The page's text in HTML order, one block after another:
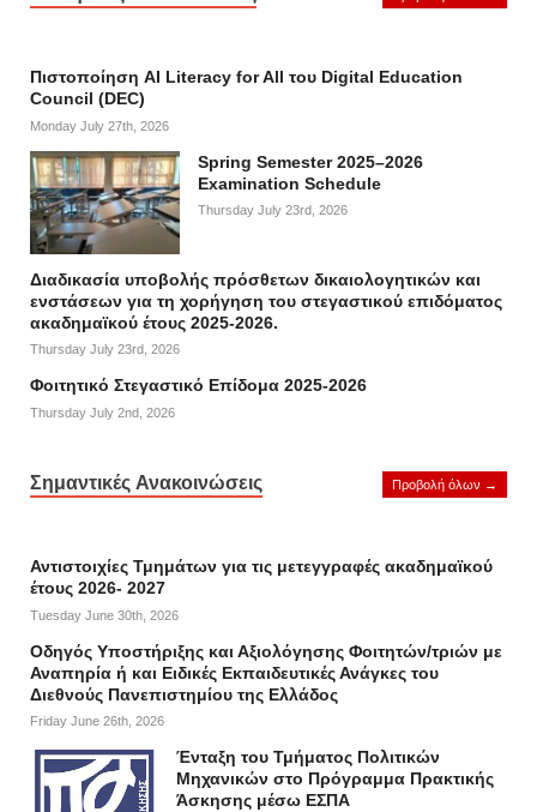
Πιστοποίηση AI Literacy for All του Digital Education
Council (DEC)
Monday July 27th, 2026
Spring Semester 2025–2026
Examination Schedule
Thursday July 23rd, 2026
Διαδικασία υποβολής πρόσθετων δικαιολογητικών και
ενστάσεων για τη χορήγηση του στεγαστικού επιδόματος
ακαδημαϊκού έτους 2025-2026.
Thursday July 23rd, 2026
Φοιτητικό Στεγαστικό Επίδομα 2025-2026
Thursday July 2nd, 2026
Σημαντικές Ανακοινώσεις Προβολή όλων →
Αντιστοιχίες Τμημάτων για τις μετεγγραφές ακαδημαϊκού
έτους 2026- 2027
Tuesday June 30th, 2026
Οδηγός Υποστήριξης και Αξιολόγησης Φοιτητών/τριών με
Αναπηρία ή και Ειδικές Εκπαιδευτικές Ανάγκες του
Διεθνούς Πανεπιστημίου της Ελλάδος
Friday June 26th, 2026
Ένταξη του Τμήματος Πολιτικών
Μηχανικών στο Πρόγραμμα Πρακτικής
Άσκησης μέσω ΕΣΠΑ